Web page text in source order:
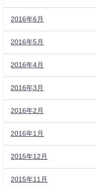
2016年6月
2016年5月
2016年4月
2016年3月
2016年2月
2016年1月
2015年12月
2015年11月